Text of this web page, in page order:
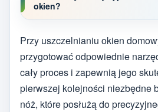
okien?
Przy uszczelnianiu okien
przygotować odpowiednie
cały proces i zapewnią jego
pierwszej kolejności niezbędne
nóż, które posłużą do